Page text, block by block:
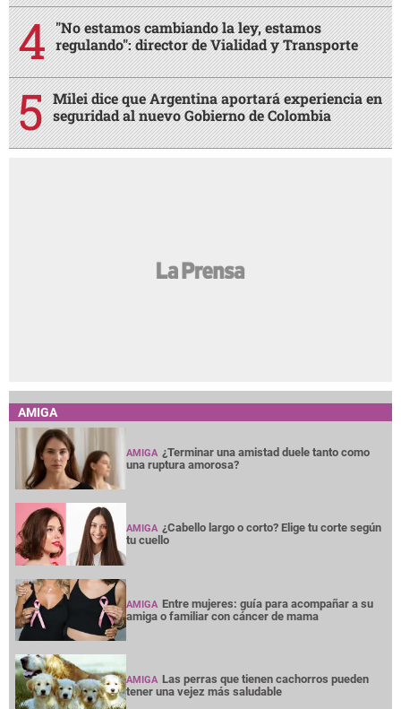
"No estamos cambiando la ley, estamos
regulando": director de Vialidad y Transporte
Milei dice que Argentina aportará experiencia en
seguridad al nuevo Gobierno de Colombia
AMIGA
AMIGA ¿Terminar una amistad duele tanto como
una ruptura amorosa?
AMIGA ¿Cabello largo o corto? Elige tu corte según
tu cuello
AMIGA Entre mujeres: guía para acompañar a su
amiga o familiar con cáncer de mama
AMIGA Las perras que tienen cachorros pueden
tener una vejez más saludable